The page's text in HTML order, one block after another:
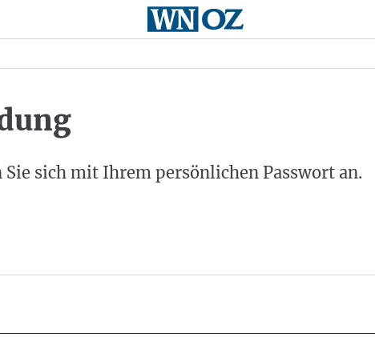
sich mit Ihrem persönlichen Passwort an.